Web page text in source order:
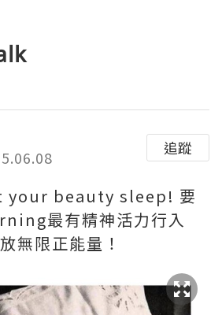
追蹤
your beauty sleep! 要
最有精神活力行入
無限正能量！